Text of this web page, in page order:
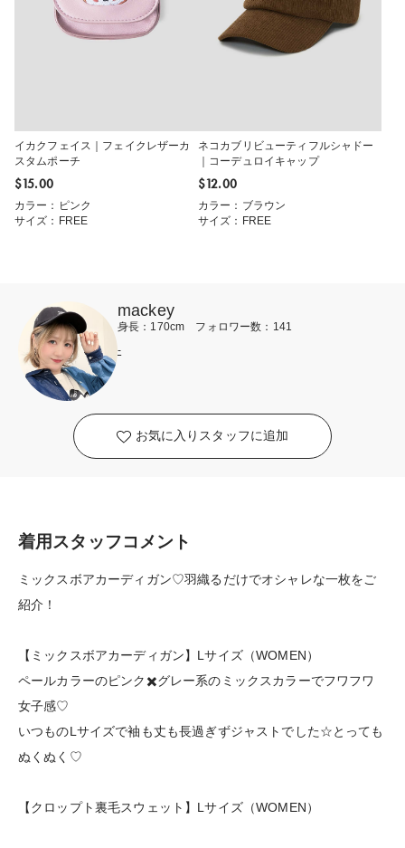
イカクフェイス｜フェイクレザーカ
スタムポーチ
$‌15.00
カラー：ピンク
サイズ：FREE
ネコカブリビューティフルシャドー
｜コーデュロイキャップ
$‌12.00
カラー：ブラウン
サイズ：FREE
mackey
身長：170cm フォロワー数：141
-
お気に入りスタッフに追加
着用スタッフコメント
ミックスボアカーディガン♡羽織るだけでオシャレな一枚をご
紹介！
【ミックスボアカーディガン】Lサイズ（WOMEN）
ペールカラーのピンク✖️グレー系のミックスカラーでフワフワ
女子感♡
いつものLサイズで袖も丈も長過ぎずジャストでした☆とっても
ぬくぬく♡
【クロップト裏毛スウェット】Lサイズ（WOMEN）